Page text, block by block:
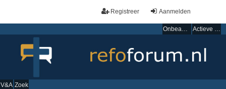
Aanmelden
Registreer
Onbeantwoorde onderwerpen Actieve onderwerpen
V&A Zoek